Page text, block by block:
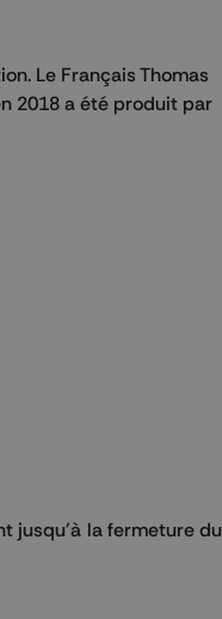
Le Français Thomas
2018 a été produit par
jusqu'à la fermeture du